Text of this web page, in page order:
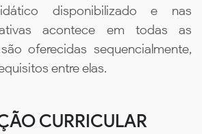
disponibilizado e nas
acontece em todas as
oferecidas sequencialmente,
entre elas.
CURRICULAR